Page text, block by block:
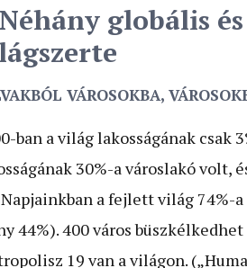
globális
VÁROSOKBA,
ban a világ lakosságának csak
30%-a városlakó volt,
a fejlett világ 74%-
44%). 400 város
19 van a világon.